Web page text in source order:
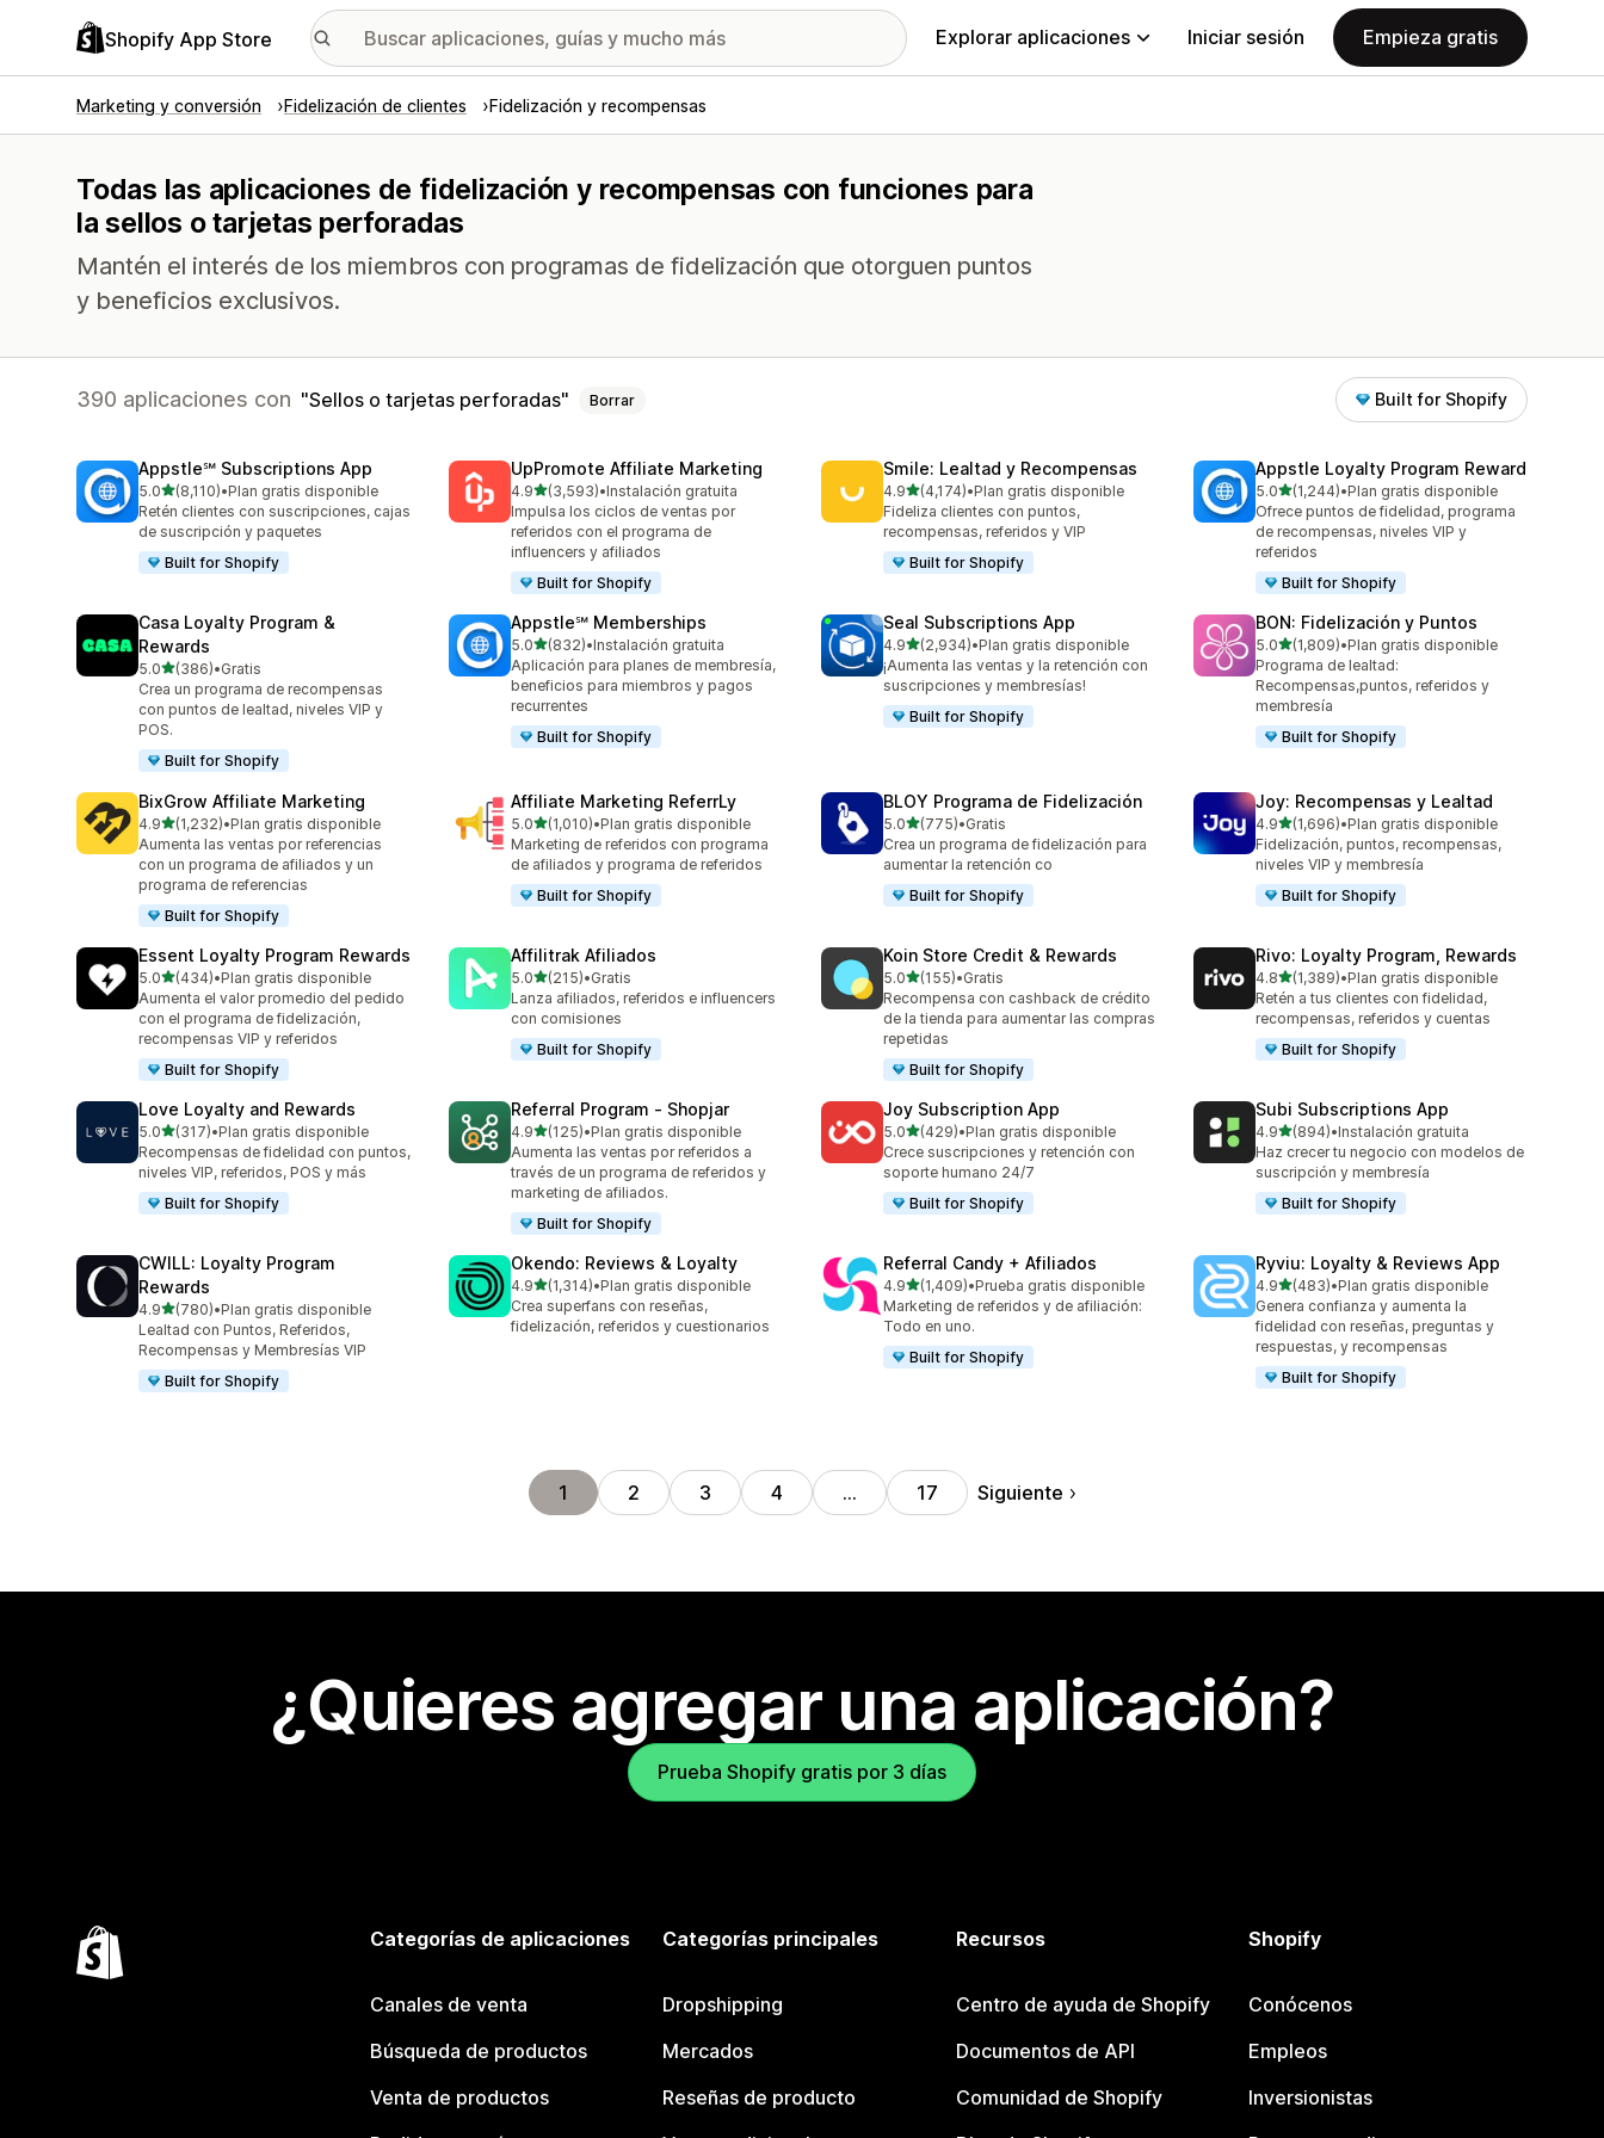
Shopify App Store Explorar aplicaciones Iniciar sesión Empieza gratis
Marketing y conversión Fidelización de clientes Fidelización y recompensas
Todas las aplicaciones de fidelización y recompensas con funciones para
la sellos o tarjetas perforadas
Mantén el interés de los miembros con programas de fidelización que otorguen puntos
y beneficios exclusivos.
390 aplicaciones con Sellos o tarjetas perforadas Borrar Built for Shopify
Appstle℠ Subscriptions App
5.0de 5 estrellas
(8,110)
8110 reseñas en total
•Plan gratis disponible
Retén clientes con suscripciones, cajas
de suscripción y paquetes
Built for Shopify
UpPromote Affiliate Marketing
4.9de 5 estrellas
(3,593)
3593 reseñas en total
•Instalación gratuita
Impulsa los ciclos de ventas por
referidos con el programa de
influencers y afiliados
Built for Shopify
Smile: Lealtad y Recompensas
4.9de 5 estrellas
(4,174)
4174 reseñas en total
•Plan gratis disponible
Fideliza clientes con puntos,
recompensas, referidos y VIP
Built for Shopify
Appstle Loyalty Program Reward
5.0de 5 estrellas
(1,244)
1244 reseñas en total
•Plan gratis disponible
Ofrece puntos de fidelidad, programa
de recompensas, niveles VIP y
referidos
Built for Shopify
Casa Loyalty Program &
Rewards
5.0de 5 estrellas
(386)
386 reseñas en total
•Gratis
Crea un programa de recompensas
con puntos de lealtad, niveles VIP y
POS.
Built for Shopify
Appstle℠ Memberships
5.0de 5 estrellas
(832)
832 reseñas en total
•Instalación gratuita
Aplicación para planes de membresía,
beneficios para miembros y pagos
recurrentes
Built for Shopify
Seal Subscriptions App
4.9de 5 estrellas
(2,934)
2934 reseñas en total
•Plan gratis disponible
¡Aumenta las ventas y la retención con
suscripciones y membresías!
Built for Shopify
BON: Fidelización y Puntos
5.0de 5 estrellas
(1,809)
1809 reseñas en total
•Plan gratis disponible
Programa de lealtad:
Recompensas,puntos, referidos y
membresía
Built for Shopify
BixGrow Affiliate Marketing
4.9de 5 estrellas
(1,232)
1232 reseñas en total
•Plan gratis disponible
Aumenta las ventas por referencias
con un programa de afiliados y un
programa de referencias
Built for Shopify
Affiliate Marketing ReferrLy
5.0de 5 estrellas
(1,010)
1010 reseñas en total
•Plan gratis disponible
Marketing de referidos con programa
de afiliados y programa de referidos
Built for Shopify
BLOY Programa de Fidelización
5.0de 5 estrellas
(775)
775 reseñas en total
•Gratis
Crea un programa de fidelización para
aumentar la retención co
Built for Shopify
Joy: Recompensas y Lealtad
4.9de 5 estrellas
(1,696)
1696 reseñas en total
•Plan gratis disponible
Fidelización, puntos, recompensas,
niveles VIP y membresía
Built for Shopify
Essent Loyalty Program Rewards
5.0de 5 estrellas
(434)
434 reseñas en total
•Plan gratis disponible
Aumenta el valor promedio del pedido
con el programa de fidelización,
recompensas VIP y referidos
Built for Shopify
Affilitrak Afiliados
5.0de 5 estrellas
(215)
215 reseñas en total
•Gratis
Lanza afiliados, referidos e influencers
con comisiones
Built for Shopify
Koin Store Credit & Rewards
5.0de 5 estrellas
(155)
155 reseñas en total
•Gratis
Recompensa con cashback de crédito
de la tienda para aumentar las compras
repetidas
Built for Shopify
Rivo: Loyalty Program, Rewards
4.8de 5 estrellas
(1,389)
1389 reseñas en total
•Plan gratis disponible
Retén a tus clientes con fidelidad,
recompensas, referidos y cuentas
Built for Shopify
Love Loyalty and Rewards
5.0de 5 estrellas
(317)
317 reseñas en total
•Plan gratis disponible
Recompensas de fidelidad con puntos,
niveles VIP, referidos, POS y más
Built for Shopify
Referral Program ‑ Shopjar
4.9de 5 estrellas
(125)
125 reseñas en total
•Plan gratis disponible
Aumenta las ventas por referidos a
través de un programa de referidos y
marketing de afiliados.
Built for Shopify
Joy Subscription App
5.0de 5 estrellas
(429)
429 reseñas en total
•Plan gratis disponible
Crece suscripciones y retención con
soporte humano 24/7
Built for Shopify
Subi Subscriptions App
4.9de 5 estrellas
(894)
894 reseñas en total
•Instalación gratuita
Haz crecer tu negocio con modelos de
suscripción y membresía
Built for Shopify
CWILL: Loyalty Program
Rewards
4.9de 5 estrellas
(780)
780 reseñas en total
•Plan gratis disponible
Lealtad con Puntos, Referidos,
Recompensas y Membresías VIP
Built for Shopify
Okendo: Reviews & Loyalty
4.9de 5 estrellas
(1,314)
1314 reseñas en total
•Plan gratis disponible
Crea superfans con reseñas,
fidelización, referidos y cuestionarios
Referral Candy + Afiliados
4.9de 5 estrellas
(1,409)
1409 reseñas en total
•Prueba gratis disponible
Marketing de referidos y de afiliación:
Todo en uno.
Built for Shopify
Ryviu: Loyalty & Reviews App
4.9de 5 estrellas
(483)
483 reseñas en total
•Plan gratis disponible
Genera confianza y aumenta la
fidelidad con reseñas, preguntas y
respuestas, y recompensas
Built for Shopify
1 2 3 4 … 17 Siguiente
¿Quieres agregar una aplicación?
Prueba Shopify gratis por 3 días
Categorías de aplicaciones
Canales de venta
Búsqueda de productos
Venta de productos
Categorías principales
Dropshipping
Mercados
Reseñas de producto
Recursos
Centro de ayuda de Shopify
Documentos de API
Comunidad de Shopify
Shopify
Conócenos
Empleos
Inversionistas